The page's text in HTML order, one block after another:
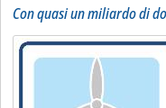
Con quasi un miliardo di